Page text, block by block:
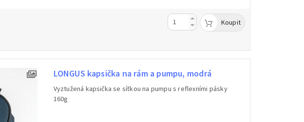
Koupit
LONGUS kapsička na rám a pumpu, modrá
Vyztužená kapsička se síťkou na pumpu s reflexními pásky
160g